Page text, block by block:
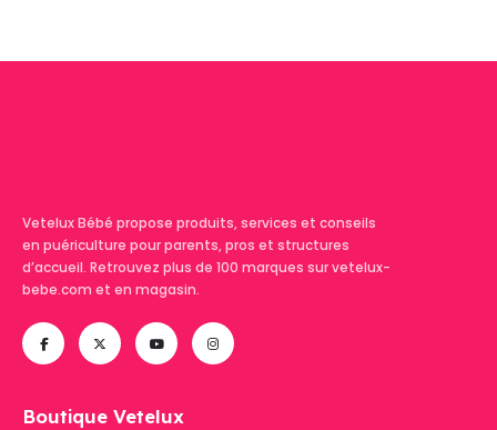
Vetelux Bébé propose produits, services et conseils
en puériculture pour parents, pros et structures
d’accueil. Retrouvez plus de 100 marques sur vetelux-
bebe.com et en magasin.
Boutique Vetelux